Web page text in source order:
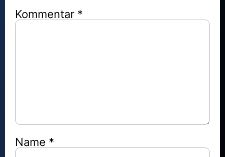
Kommentar *
Name *